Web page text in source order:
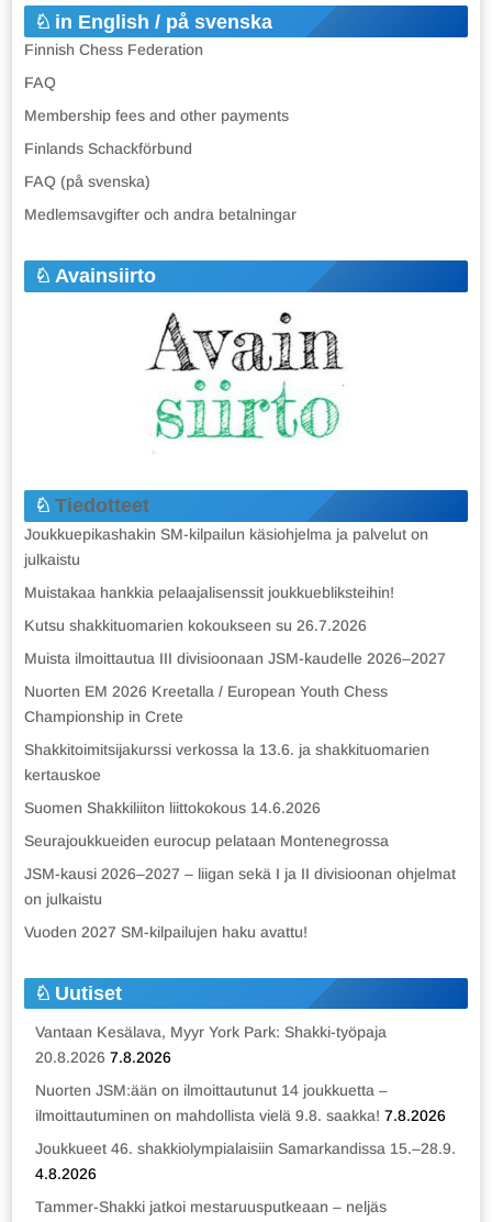
in English / på svenska
Finnish Chess Federation
FAQ
Membership fees and other payments
Finlands Schackförbund
FAQ (på svenska)
Medlemsavgifter och andra betalningar
Avainsiirto
Tiedotteet
Joukkuepikashakin SM-kilpailun käsiohjelma ja palvelut on
julkaistu
Muistakaa hankkia pelaajalisenssit joukkuebliksteihin!
Kutsu shakkituomarien kokoukseen su 26.7.2026
Muista ilmoittautua III divisioonaan JSM-kaudelle 2026–2027
Nuorten EM 2026 Kreetalla / European Youth Chess
Championship in Crete
Shakkitoimitsijakurssi verkossa la 13.6. ja shakkituomarien
kertauskoe
Suomen Shakkiliiton liittokokous 14.6.2026
Seurajoukkueiden eurocup pelataan Montenegrossa
JSM-kausi 2026–2027 – liigan sekä I ja II divisioonan ohjelmat
on julkaistu
Vuoden 2027 SM-kilpailujen haku avattu!
Uutiset
Vantaan Kesälava, Myyr York Park: Shakki-työpaja
20.8.2026 7.8.2026
Nuorten JSM:ään on ilmoittautunut 14 joukkuetta –
ilmoittautuminen on mahdollista vielä 9.8. saakka! 7.8.2026
Joukkueet 46. shakkiolympialaisiin Samarkandissa 15.–28.9.
4.8.2026
Tammer-Shakki jatkoi mestaruusputkeaan – neljäs